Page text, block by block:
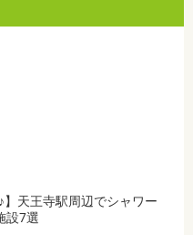
歯医者・病院 おでかけ
】天王寺駅周辺でシャワー
設7選